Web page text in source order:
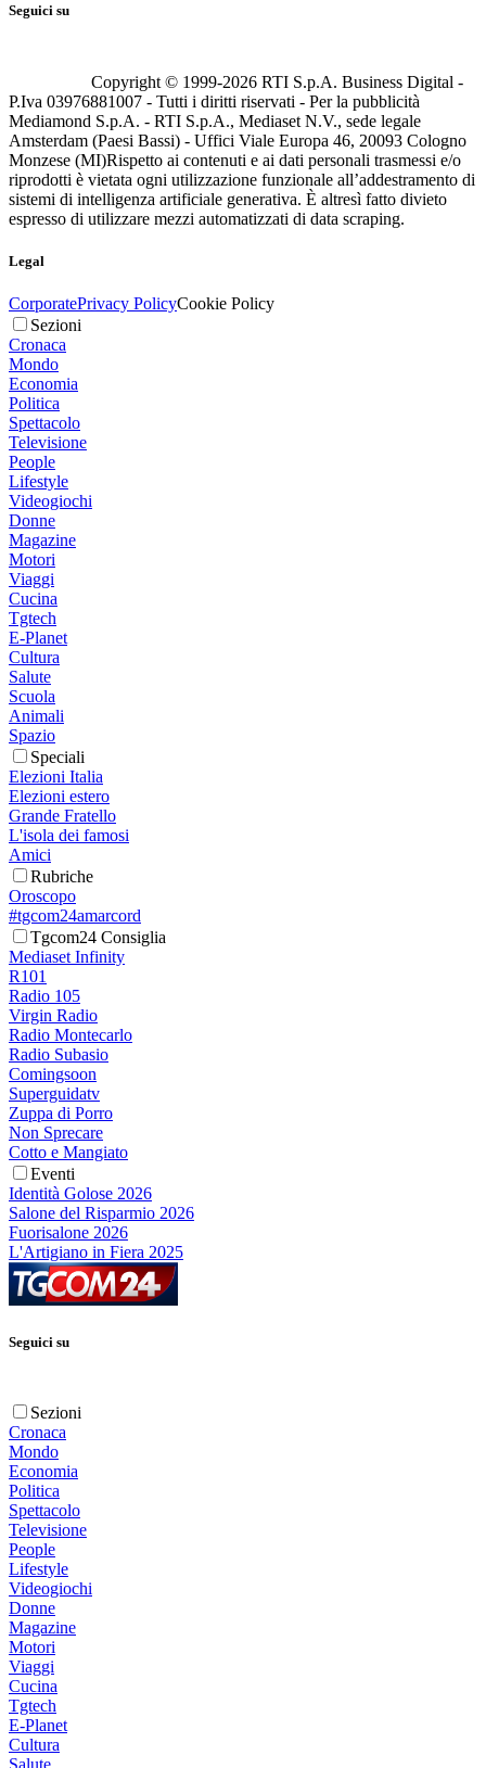
Seguici su
Copyright © 1999-2026 RTI S.p.A. Business Digital -
P.Iva 03976881007 - Tutti i diritti riservati - Per la pubblicità
Mediamond S.p.A. - RTI S.p.A., Mediaset N.V., sede legale
Amsterdam (Paesi Bassi) - Uffici Viale Europa 46, 20093 Cologno
Monzese (MI)Rispetto ai contenuti e ai dati personali trasmessi e/o
riprodotti è vietata ogni utilizzazione funzionale all’addestramento di
sistemi di intelligenza artificiale generativa. È altresì fatto divieto
espresso di utilizzare mezzi automatizzati di data scraping.
Legal
CorporatePrivacy PolicyCookie Policy
Sezioni
Cronaca
Mondo
Economia
Politica
Spettacolo
Televisione
People
Lifestyle
Videogiochi
Donne
Magazine
Motori
Viaggi
Cucina
Tgtech
E-Planet
Cultura
Salute
Scuola
Animali
Spazio
Speciali
Elezioni Italia
Elezioni estero
Grande Fratello
L'isola dei famosi
Amici
Rubriche
Oroscopo
#tgcom24amarcord
Tgcom24 Consiglia
Mediaset Infinity
R101
Radio 105
Virgin Radio
Radio Montecarlo
Radio Subasio
Comingsoon
Superguidatv
Zuppa di Porro
Non Sprecare
Cotto e Mangiato
Eventi
Identità Golose 2026
Salone del Risparmio 2026
Fuorisalone 2026
L'Artigiano in Fiera 2025
Seguici su
Sezioni
Cronaca
Mondo
Economia
Politica
Spettacolo
Televisione
People
Lifestyle
Videogiochi
Donne
Magazine
Motori
Viaggi
Cucina
Tgtech
E-Planet
Cultura